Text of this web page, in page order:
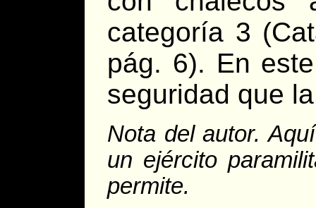
categoría 3
pág. 6). En
seguridad que
Nota del autor.
un ejército
permite.